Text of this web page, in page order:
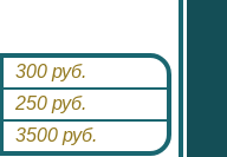
300 руб.
250 руб.
3500 руб.